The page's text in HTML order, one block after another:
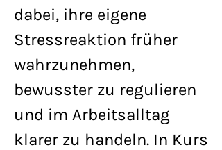
dabei, ihre eigene
Stressreaktion früher
wahrzunehmen,
bewusster zu regulieren
und im Arbeitsalltag
klarer zu handeln. In Kurs